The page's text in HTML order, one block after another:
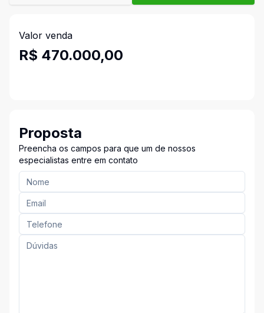
Valor venda
R$ 470.000,00
Proposta
Preencha os campos para que um de nossos
especialistas entre em contato